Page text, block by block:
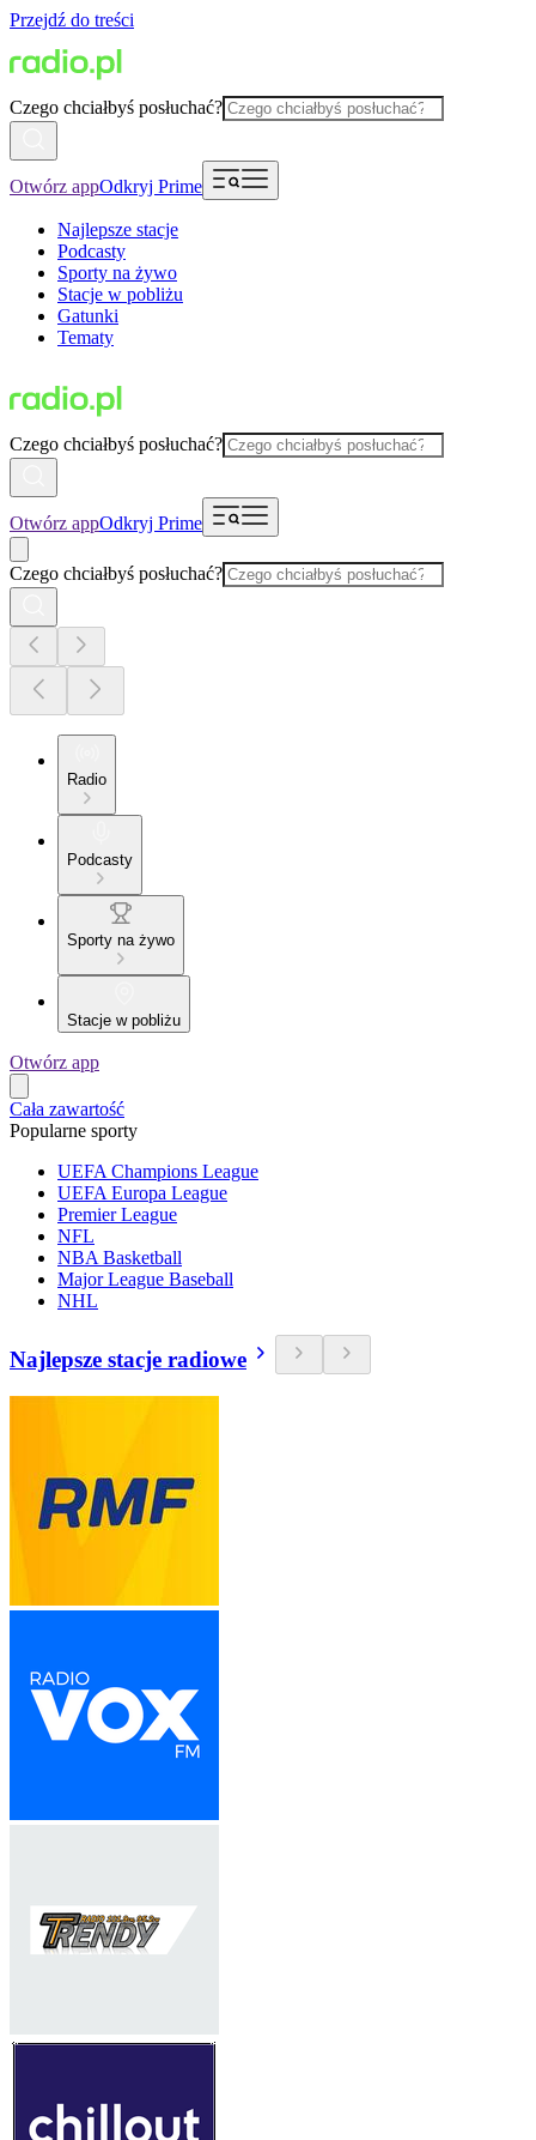
Przejdź do treści
Czego chciałbyś posłuchać?
Otwórz appOdkryj Prime
Najlepsze stacje
Podcasty
Sporty na żywo
Stacje w pobliżu
Gatunki
Tematy
Czego chciałbyś posłuchać?
Otwórz appOdkryj Prime
Czego chciałbyś posłuchać?
Radio
Podcasty
Sporty na żywo
Stacje w pobliżu
Otwórz app
Cała zawartość
Popularne sporty
UEFA Champions League
UEFA Europa League
Premier League
NFL
NBA Basketball
Major League Baseball
NHL
Najlepsze stacje radiowe